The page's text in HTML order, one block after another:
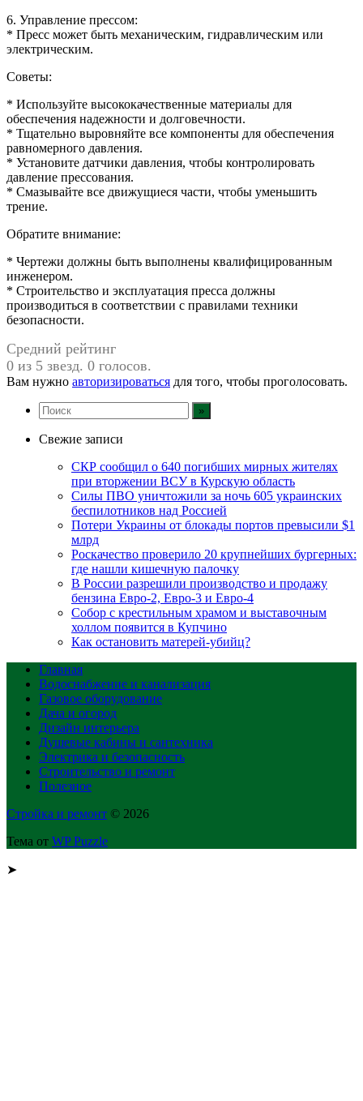
6. Управление прессом:
* Пресс может быть механическим, гидравлическим или
электрическим.
Советы:
* Используйте высококачественные материалы для
обеспечения надежности и долговечности.
* Тщательно выровняйте все компоненты для обеспечения
равномерного давления.
* Установите датчики давления, чтобы контролировать
давление прессования.
* Смазывайте все движущиеся части, чтобы уменьшить
трение.
Обратите внимание:
* Чертежи должны быть выполнены квалифицированным
инженером.
* Строительство и эксплуатация пресса должны
производиться в соответствии с правилами техники
безопасности.
Средний рейтинг
0 из 5 звезд. 0 голосов.
Вам нужно авторизироваться для того, чтобы проголосовать.
Свежие записи
СКР сообщил о 640 погибших мирных жителях
при вторжении ВСУ в Курскую область
Силы ПВО уничтожили за ночь 605 украинских
беспилотников над Россией
Потери Украины от блокады портов превысили $1
млрд
Роскачество проверило 20 крупнейших бургерных:
где нашли кишечную палочку
В России разрешили производство и продажу
бензина Евро-2, Евро-3 и Евро-4
Собор с крестильным храмом и выставочным
холлом появится в Купчино
Как остановить матерей-убийц?
Главная
Водоснабжение и канализация
Газовое оборудование
Дача и огород
Дизайн интерьера
Душевые кабины и сантехника
Электрика и безопасность
Строительство и ремонт
Полезное
Стройка и ремонт © 2026
Тема от WP Puzzle
➤